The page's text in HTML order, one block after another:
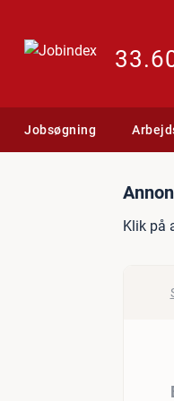
Jobsøgning
Klik på